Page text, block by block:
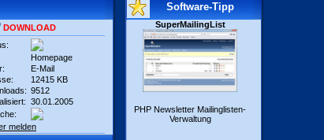
DOWNLOAD
Homepage
E-Mail
12415 KB
9512
30.01.2005
melden
Software-Tipp
SuperMailingList
PHP Newsletter Mailinglisten-
Verwaltung